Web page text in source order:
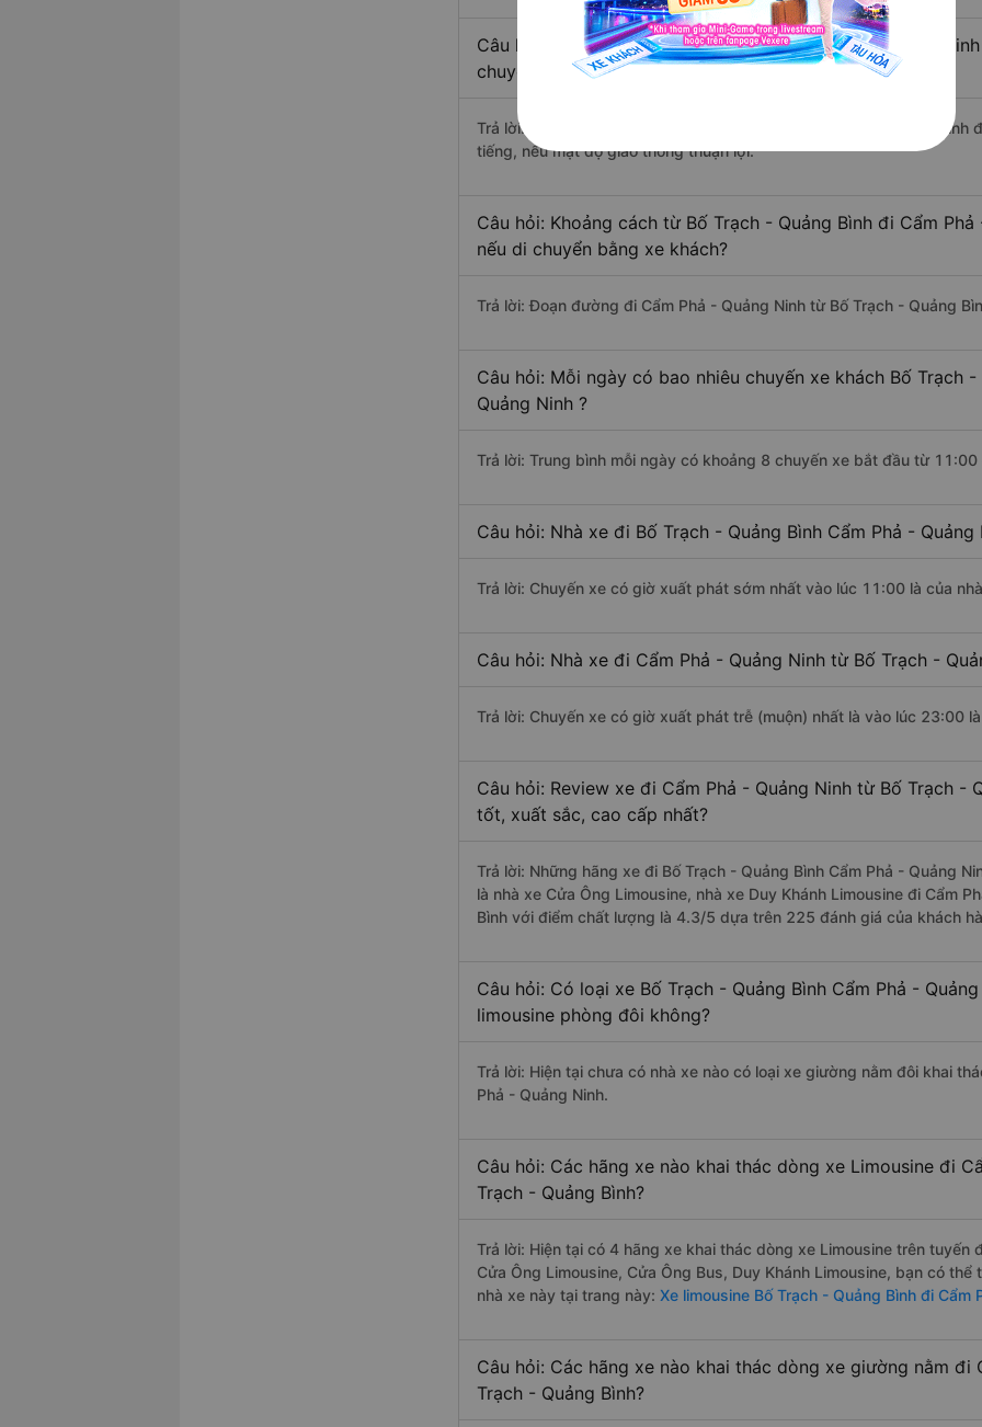
Câu hỏi: Từ Bố Trạch - Quảng Bình đi Cẩm Phả - Quảng
chuyển bằng xe khách?
Trả lời: Thời gian di chuyển bằng xe khách từ Bố Trạch - Quảng Bình
tiếng, nếu mật độ giao thông thuận lợi.
Câu hỏi: Khoảng cách từ Bố Trạch - Quảng Bình đi Cẩm
nếu di chuyển bằng xe khách?
Trả lời: Đoạn đường đi Cẩm Phả - Quảng Ninh từ Bố Trạch - Quảng
Câu hỏi: Mỗi ngày có bao nhiêu chuyến xe khách Bố Trạch
Quảng Ninh ?
Trả lời: Trung bình mỗi ngày có khoảng 8 chuyến xe bắt đầu từ
Câu hỏi: Nhà xe đi Bố Trạch - Quảng Bình Cẩm Phả -
Trả lời: Chuyến xe có giờ xuất phát sớm nhất vào lúc 11:00 là của
Câu hỏi: Nhà xe đi Cẩm Phả - Quảng Ninh từ Bố Trạch -
Trả lời: Chuyến xe có giờ xuất phát trễ (muộn) nhất là vào lúc 23:00
Câu hỏi: Review xe đi Cẩm Phả - Quảng Ninh từ Bố Trạch -
tốt, xuất sắc, cao cấp nhất?
Trả lời: Những hãng xe đi Bố Trạch - Quảng Bình Cẩm Phả - Quảng
là nhà xe Cửa Ông Limousine, nhà xe Duy Khánh Limousine đi Cẩm
Bình với điểm chất lượng là 4.3/5 dựa trên 225 đánh giá của khách
Câu hỏi: Có loại xe Bố Trạch - Quảng Bình Cẩm Phả -
limousine phòng đôi không?
Trả lời: Hiện tại chưa có nhà xe nào có loại xe giường nằm đôi khai
Phả - Quảng Ninh.
Câu hỏi: Các hãng xe nào khai thác dòng xe Limousine đi
Trạch - Quảng Bình?
Trả lời: Hiện tại có 4 hãng xe khai thác dòng xe Limousine trên tuyến
Cửa Ông Limousine, Cửa Ông Bus, Duy Khánh Limousine, bạn có
nhà xe này tại trang này: Xe limousine Bố Trạch - Quảng Bình đi Cẩm
Câu hỏi: Các hãng xe nào khai thác dòng xe giường nằm đi
Trạch - Quảng Bình?